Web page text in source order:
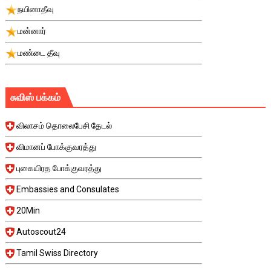
நயினாதீவு
மன்னார்
மண்டை தீவு
சுவிஸ் பக்கம்
விலாசம் தொலைபேசி தேடல்
விமானப் போக்குவரத்து
புகையிரத போக்குவரத்து
Embassies and Consulates
20Min
Autoscout24
Tamil Swiss Directory